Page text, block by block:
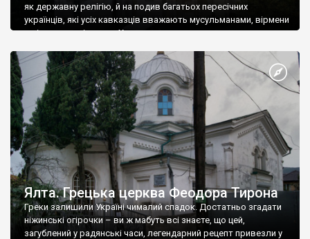
як державну релігію, й на подив багатьох пересічних
українців, які усіх кавказців вважають мусульманами, вірмени
є відданими вірянами Христа
Ялта. Грецька церква Феодора Тирона
Греки залишили Україні чималий спадок. Достатньо згадати
ніжинські огірочки – ви ж мабуть всі знаєте, що цей,
загублений у радянські часи, легендарний рецепт привезли у